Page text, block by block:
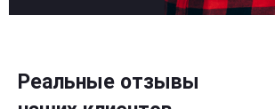
Реальные отзывы